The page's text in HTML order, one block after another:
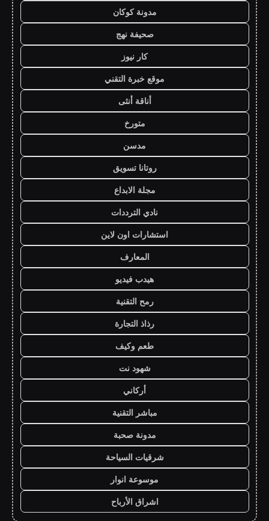
مدونة كوكان
صحيفة نهج
كار نيوز
موقع خبرة التقني
أناقة أنثى
متورخ
مدسن
روتانا تسويق
مجلة الابداع
نادي الترددات
استشارات اون لاين
المعارف
هيدب فيديو
رمح التقنية
رذاذ التجارة
طعم وكيف
شهود نت
أركاني
مباشر التقنية
مدونة صحبة
شرقيات السياحة
موسوعة انوار
اشراق الأرباح